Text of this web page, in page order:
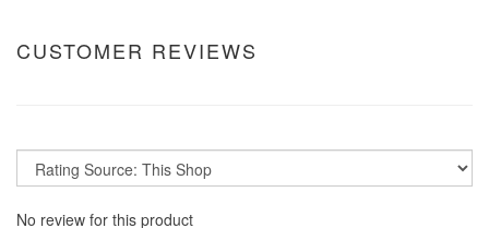
CUSTOMER REVIEWS
No review for this product